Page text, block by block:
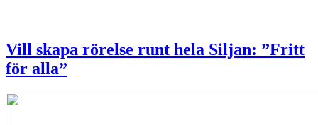
Vill skapa rörelse runt hela Siljan: ”Fritt
för alla”